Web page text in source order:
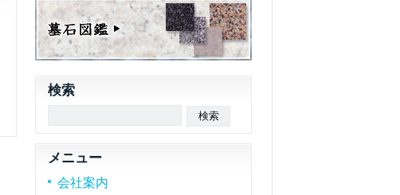
検索
メニュー
会社案内